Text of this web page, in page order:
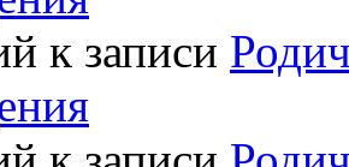
к записи